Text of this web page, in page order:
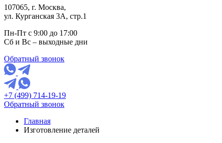
107065, г. Москва,
ул. Курганская 3А, стр.1
Пн-Пт с 9:00 до 17:00
Сб и Вс – выходные дни
Обратный звонок
+7 (499) 714-19-19
Обратный звонок
Главная
Изготовление деталей